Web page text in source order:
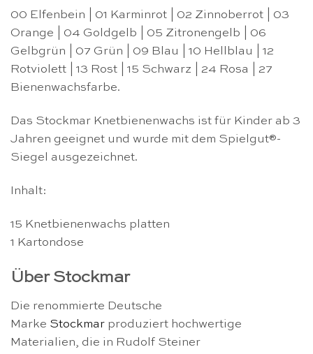
00 Elfenbein | 01 Karminrot | 02 Zinnoberrot | 03
Orange | 04 Goldgelb | 05 Zitronengelb | 06
Gelbgrün | 07 Grün | 09 Blau | 10 Hellblau | 12
Rotviolett | 13 Rost | 15 Schwarz | 24 Rosa | 27
Bienenwachsfarbe.
Das Stockmar Knetbienenwachs ist für Kinder ab 3
Jahren geeignet und wurde mit dem Spielgut®-
Siegel ausgezeichnet.
Inhalt:
15 Knetbienenwachs platten
1 Kartondose
Über Stockmar
Die renommierte Deutsche
Marke Stockmar produziert hochwertige
Materialien, die in Rudolf Steiner